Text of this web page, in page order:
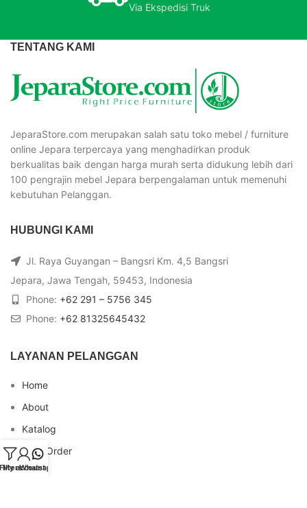
Via Ekspedisi Truk
TENTANG KAMI
JeparaStore.com merupakan salah satu toko mebel / furniture
online Jepara terpercaya yang menghadirkan produk
berkualitas baik dengan harga murah serta didukung lebih dari
100 pengrajin mebel Jepara berpengalaman untuk memenuhi
kebutuhan Pelanggan.
HUBUNGI KAMI
Jl. Raya Guyangan – Bangsri Km. 4,5 Bangsri
Jepara, Jawa Tengah, 59453, Indonesia
Phone: +62 291 – 5756 345
Phone: +62 81325645432
LAYANAN PELANGGAN
Home
About
Katalog
Cara Order
Blog
My account
Whatsapp